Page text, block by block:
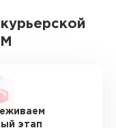
этап